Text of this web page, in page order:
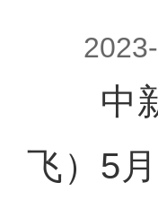
中新
飞）5